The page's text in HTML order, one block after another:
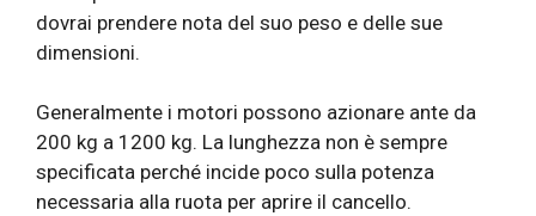
dovrai prendere nota del suo peso e delle sue
dimensioni.
Generalmente i motori possono azionare ante da
200 kg a 1200 kg. La lunghezza non è sempre
specificata perché incide poco sulla potenza
necessaria alla ruota per aprire il cancello.